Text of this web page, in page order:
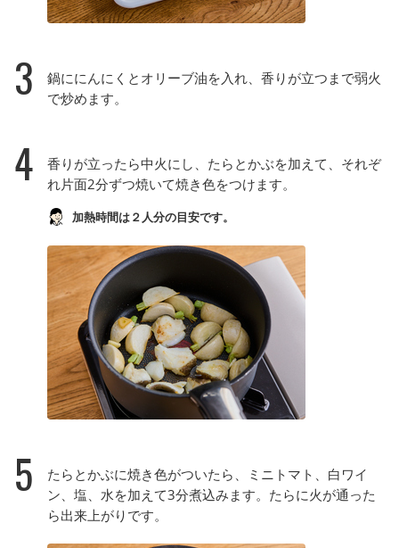
3
鍋ににんにくとオリーブ油を入れ、香りが立つまで弱火
で炒めます。
4
香りが立ったら中火にし、たらとかぶを加えて、それぞ
れ片面2分ずつ焼いて焼き色をつけます。
加熱時間は２人分の目安です。
5
たらとかぶに焼き色がついたら、ミニトマト、白ワイ
ン、塩、水を加えて3分煮込みます。たらに火が通った
ら出来上がりです。